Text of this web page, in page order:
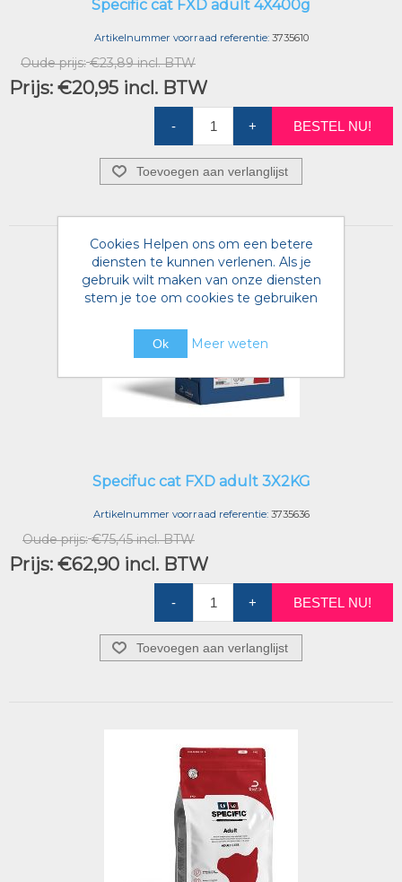
Specific cat FXD adult 4X400g
Artikelnummer voorraad referentie: 3735610
Oude prijs: €23,89 incl. BTW
Prijs: €20,95 incl. BTW
- + BESTEL NU!
Toevoegen aan verlanglijst
Specifuc cat FXD adult 3X2KG
Artikelnummer voorraad referentie: 3735636
Oude prijs: €75,45 incl. BTW
Prijs: €62,90 incl. BTW
- + BESTEL NU!
Toevoegen aan verlanglijst
Cookies Helpen ons om een betere
diensten te kunnen verlenen. Als je
gebruik wilt maken van onze diensten
stem je toe om cookies te gebruiken
Ok Meer weten